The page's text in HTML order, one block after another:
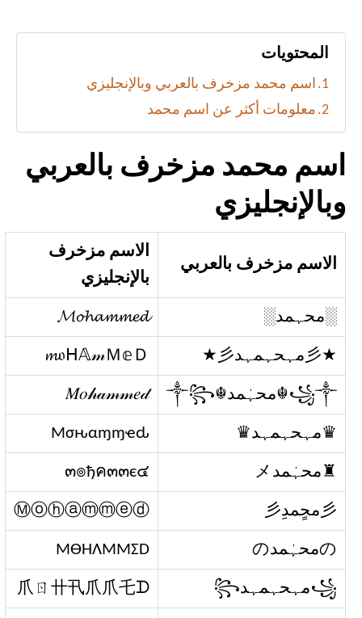
المحتويات
اسم محمد مزخرف بالعربي وبالإنجليزي
معلومات أكثر عن اسم محمد
اسم محمد مزخرف بالعربي
وبالإنجليزي
الاسم مزخرف بالعربي
الاسم مزخرف
بالإنجليزي
░محہمد░ 𝓜𝓸𝓱𝓪𝓶𝓶𝓮𝓭
★彡مہحہمہد彡★ 𝓶𝔬ᕼ𝔸𝓂Ｍ𝕖Ｄ
꧁༒☬محہٰمد☬༒꧂ 𝑀𝑜𝒽𝒶𝓂𝓂𝑒𝒹
♛مہحہمہد♛ Mσԋαɱɱҽԃ
♜محہٰمدメ ๓๏ђค๓๓є๔
彡محٍمدِ彡 Ⓜⓞⓗⓐⓜⓜⓔⓓ
のمحہٰمدの MӨΉΛMMΣD
꧁مہحہمہد꧂ 爪ㄖ卄卂爪爪乇ᗪ